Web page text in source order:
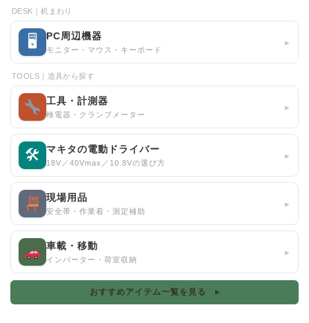
DESK｜机まわり
🖥 PC周辺機器
モニター・マウス・キーボード
▸
TOOLS｜道具から探す
工具・計測器
検電器・クランプメーター
▸
🛠 マキタの電動ドライバー
18V／40Vmax／10.8Vの選び方
▸
現場用品
安全帯・作業着・測定補助
▸
車載・移動
インバーター・荷室収納
▸
おすすめアイテム一覧を見る ▸